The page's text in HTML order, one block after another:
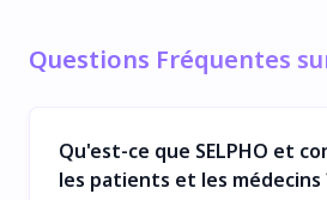
Questions Fréquentes
Qu'est-ce que SELPHO et
les patients et les médecins